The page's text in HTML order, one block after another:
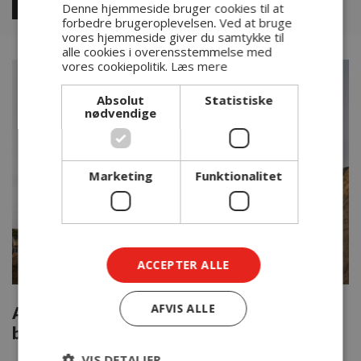
Læs mere her
Læs mere her
Alt indenfor kloakarbejde, jordarbejde,
belægning og vejarbejde
Denne hjemmeside bruger cookies til at
forbedre brugeroplevelsen. Ved at bruge
vores hjemmeside giver du samtykke til
alle cookies i overensstemmelse med
vores cookiepolitik. Læs mere
Absolut
nødvendige
Statistiske
Marketing Funktionalitet
ACCEPTER ALLE
AFVIS ALLE